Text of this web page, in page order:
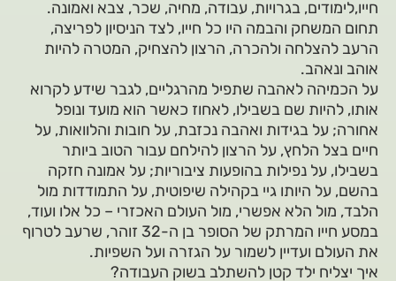
חייו,לימודים, בגרויות, עבודה, מחיה, שכר, צבא ואמונה.
תחום המשחק והבמה היו כל חייו, לצד הניסיון לפריצה,
הרעב להצלחה ולהכרה, הרצון להצחיק, המטרה להיות
אוהב ונאהב.
על הכמיהה לאהבה שתפיל מהרגליים, לגבר שידע לקרוא
אותו, להיות שם בשבילו, לאחוז כאשר הוא מועד ונופל
אחורה; על בגידות ואהבה נכזבת, על חובות והלוואות, על
חיים בצל הלחץ, על הרצון להילחם עבור הטוב ביותר
בשבילו, על נפילות בהופעות ציבוריות; על אמונה חזקה
בהשם, על היותו גיי בקהילה שיפוטית, על התמודדות מול
הלבד, מול הלא אפשרי, מול העולם האכזרי – כל אלו ועוד,
במסע חייו המרתק של הסופר בן ה-32 זוהר, שרעב לטרוף
את העולם ועדיין לשמור על הגזרה ועל השפיות.
איך יצליח ילד קטן להשתלב בשוק העבודה?